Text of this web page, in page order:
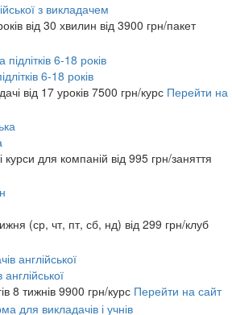
з викладачем
від 30 хвилин від 3900 грн/пакет
6-18 років
від 17 уроків 7500 грн/курс Перейти на
курси для компаній від 995 грн/заняття
(ср, чт, пт, сб, нд) від 299 грн/клуб
8 тижнів 9900 грн/курс Перейти на сайт